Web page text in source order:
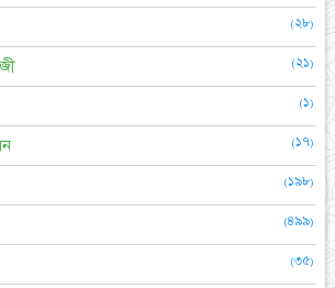
(২৮)
(২১)
(১)
(১৭)
(১৯৮)
(৪৯৯)
(৩৫)